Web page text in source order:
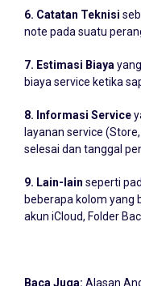
6. Catatan Teknisi
note pada suatu
7. Estimasi Biaya
biaya service ketika
8. Informasi Service
layanan service
selesai dan tanggal
9. Lain-lain
seperti
beberapa kolom yang
akun iCloud, Folder